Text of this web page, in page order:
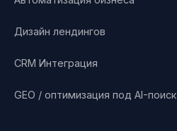
Дизайн лендингов
CRM Интеграция
GEO / оптимизация под AI-поиск